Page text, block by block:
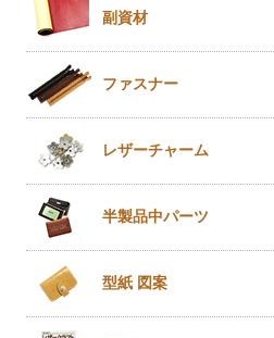
副資材
ファスナー
レザーチャーム
半製品中パーツ
型紙 図案